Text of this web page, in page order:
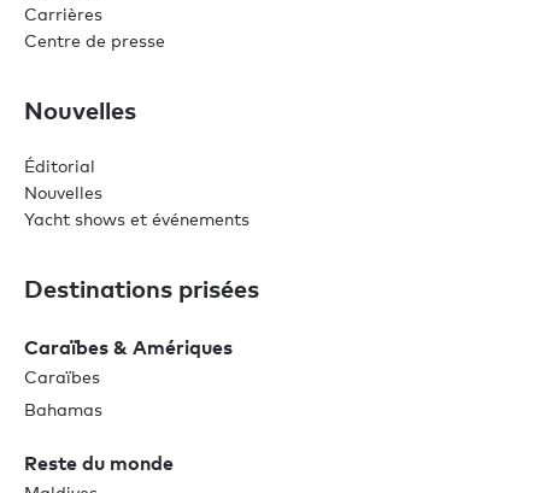
Carrières
Centre de presse
Nouvelles
Éditorial
Nouvelles
Yacht shows et événements
Destinations prisées
Caraïbes & Amériques
Caraïbes
Bahamas
Reste du monde